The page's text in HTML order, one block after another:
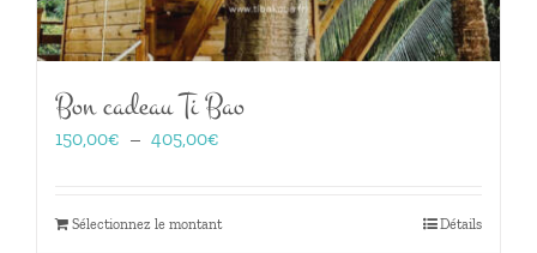
Bon cadeau Ti Bao
150,00€ – 405,00€
à
Sélectionnez le montant Détails